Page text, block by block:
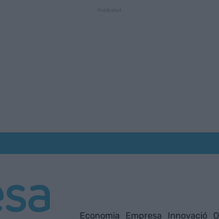
Economia Empresa Innovació